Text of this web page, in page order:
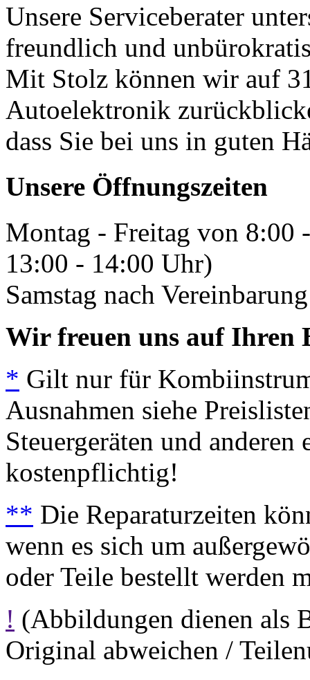
Unsere Serviceberater
freundlich und
Mit Stolz können wir auf
Autoelektronik
dass Sie bei uns in guten
Unsere Öffnungszeiten
Montag - Freitag von 8:00
13:00 - 14:00 Uhr)
Samstag nach
Wir freuen uns auf Ihren
* Gilt nur für
Ausnahmen siehe
Steuergeräten und
kostenpflichtig!
** Die Reparaturzeiten
wenn es sich um
oder Teile bestellt werden
! (Abbildungen dienen als
Original abweichen /